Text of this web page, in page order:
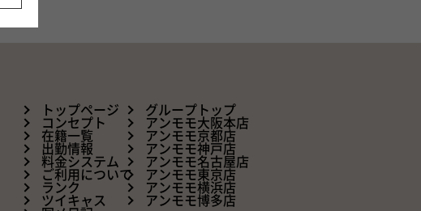
トップページ
コンセプト
在籍一覧
出勤情報
料金システム
ご利用について
ランク
ツイキャス
グループトップ
アンモモ大阪本店
アンモモ京都店
アンモモ神戸店
アンモモ名古屋店
アンモモ東京店
アンモモ横浜店
アンモモ博多店